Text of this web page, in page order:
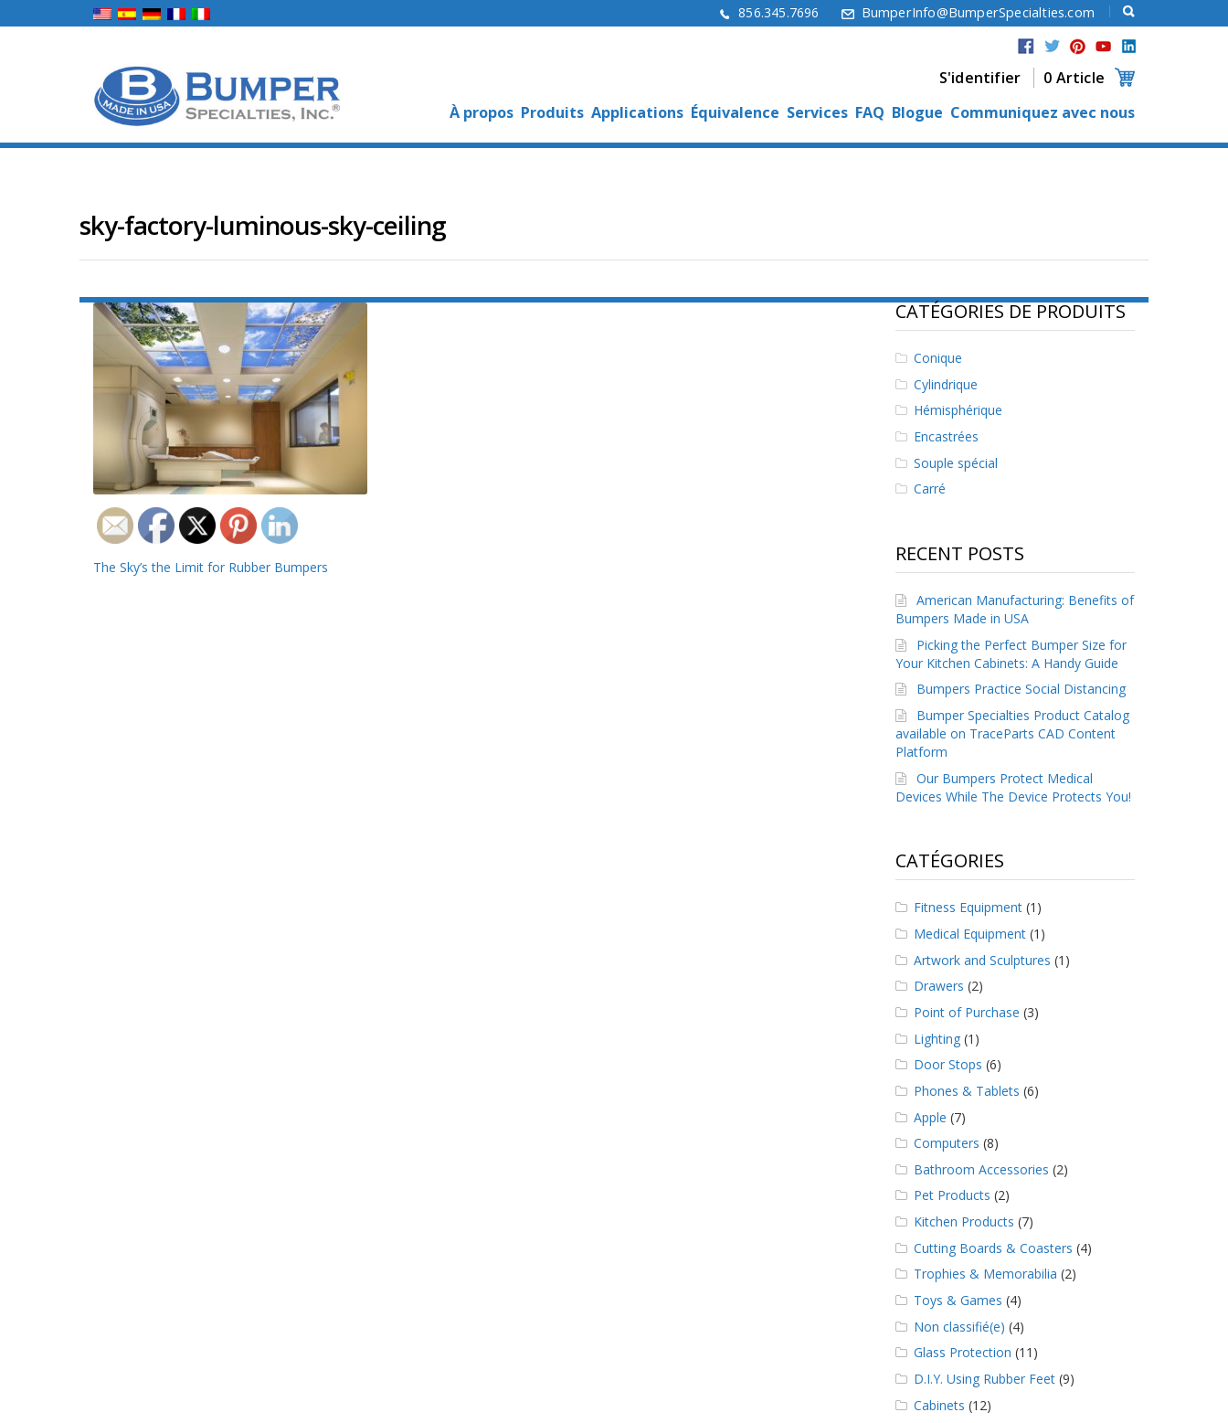
856.345.7696 BumperInfo@BumperSpecialties.com
S'identifier
0 Article
À propos Produits Applications Équivalence Services FAQ Blogue Communiquez avec nous
sky-factory-luminous-sky-ceiling
Navigation
The Sky’s the Limit for Rubber Bumpers
CATÉGORIES DE PRODUITS
Conique
Cylindrique
Hémisphérique
Encastrées
Souple spécial
Carré
RECENT POSTS
American Manufacturing: Benefits of
Bumpers Made in USA
Picking the Perfect Bumper Size for
Your Kitchen Cabinets: A Handy Guide
Bumpers Practice Social Distancing
Bumper Specialties Product Catalog
available on TraceParts CAD Content
Platform
Our Bumpers Protect Medical
Devices While The Device Protects You!
CATÉGORIES
Fitness Equipment(1)
Medical Equipment(1)
Artwork and Sculptures (1)
Drawers (2)
Point of Purchase (3)
Lighting(1)
Door Stops (6)
Phones & Tablets (6)
Apple (7)
Computers (8)
Bathroom Accessories (2)
Pet Products (2)
Kitchen Products (7)
Cutting Boards & Coasters (4)
Trophies & Memorabilia (2)
Toys & Games (4)
Non classifié(e) (4)
Glass Protection (11)
D.I.Y. Using Rubber Feet(9)
Cabinets (12)